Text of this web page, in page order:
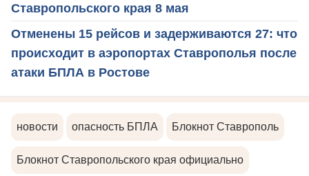
Ставропольского края 8 мая
Отменены 15 рейсов и задерживаются 27: что
происходит в аэропортах Ставрополья после
атаки БПЛА в Ростове
новости опасность БПЛА Блокнот Ставрополь
Блокнот Ставропольского края официально